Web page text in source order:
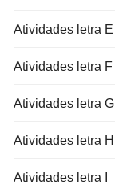
Atividades letra E
Atividades letra F
Atividades letra G
Atividades letra H
Atividades letra I